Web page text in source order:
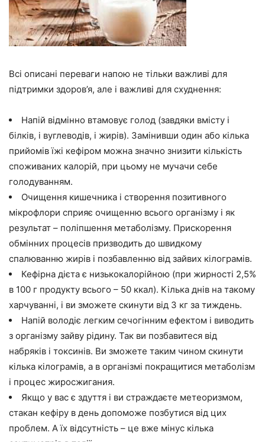
Всі описані переваги напою не тільки важливі для
підтримки здоров’я, але і важливі для схуднення:
Напій відмінно втамовує голод (завдяки вмісту і
білків, і вуглеводів, і жирів). Замінивши один або кілька
прийомів їжі кефіром можна значно знизити кількість
споживаних калорій, при цьому не мучачи себе
голодуванням.
Очищення кишечника і створення позитивного
мікрофлори сприяє очищенню всього організму і як
результат – поліпшення метаболізму. Прискорення
обмінних процесів призводить до швидкому
спалюванню жирів і позбавленню від зайвих кілограмів.
Кефірна дієта є низькокалорійною (при жирності 2,5%
в 100 г продукту всього – 50 ккал). Кілька днів на такому
харчуванні, і ви зможете скинути від 3 кг за тиждень.
Напій володіє легким сечогінним ефектом і виводить
з організму зайву рідину. Так ви позбавитеся від
набряків і токсинів. Ви зможете таким чином скинути
кілька кілограмів, а в організмі покращитися метаболізм
і процес жиросжигания.
Якщо у вас є здуття і ви страждаєте метеоризмом,
стакан кефіру в день допоможе позбутися від цих
проблем. А їх відсутність – це вже мінус кілька